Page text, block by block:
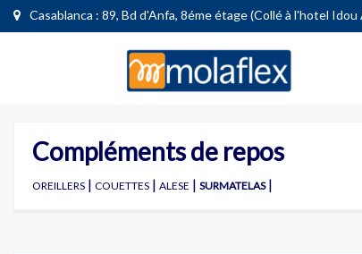
Casablanca : 89, Bd d'Anfa, 8éme étage (Collé à l'hotel Idou
Compléments de repos
OREILLERS | COUETTES | ALESE | SURMATELAS |